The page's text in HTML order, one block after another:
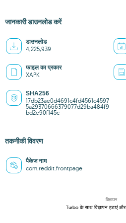
जानकारी डाउनलोड करें
डाउनलोड
4,225,939
फाइल का प्रकार
XAPK
SHA256
17db23ae0d4691c4fd4561c4597
5a29370666379077d29ba484f9
bd2e90f145c
तकनीकी विवरण
पैकेज नाम
com.reddit.frontpage
विज्ञापन
Turbo के साथ विज्ञापन हटाएं